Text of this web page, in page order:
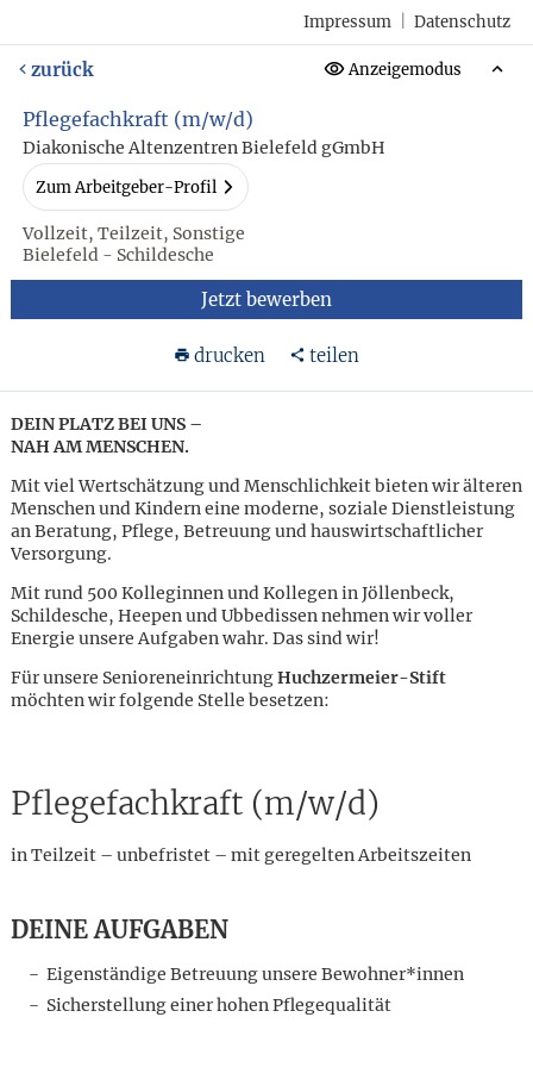
Impressum Datenschutz
zurück Anzeigemodus
Pflegefachkraft (m/w/d)
Diakonische Altenzentren Bielefeld gGmbH
Zum Arbeitgeber-Profil
Vollzeit, Teilzeit, Sonstige
Bielefeld - Schildesche
Jetzt bewerben
drucken teilen
DEIN PLATZ BEI UNS –
NAH AM MENSCHEN.
Mit viel Wertschätzung und Menschlichkeit bieten wir älteren
Menschen und Kindern eine moderne, soziale Dienstleistung
an Beratung, Pflege, Betreuung und hauswirtschaftlicher
Versorgung.
Mit rund 500 Kolleginnen und Kollegen in Jöllenbeck,
Schildesche, Heepen und Ubbedissen nehmen wir voller
Energie unsere Aufgaben wahr. Das sind wir!
Für unsere SenioreneinrichtungHuchzermeier-Stift
möchten wir folgende Stelle besetzen:
Pflegefachkraft (m/w/d)
in Teilzeit – unbefristet – mit geregelten Arbeitszeiten
DEINE AUFGABEN
Eigenständige Betreuung unsere Bewohner*innen
Sicherstellung einer hohen Pflegequalität
Karte anzeigen